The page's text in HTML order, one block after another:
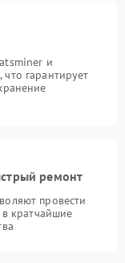
и
гарантирует
ремонт
провести
в кратчайшие